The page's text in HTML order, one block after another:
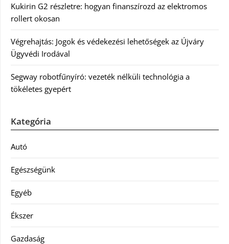
Kukirin G2 részletre: hogyan finanszírozd az elektromos
rollert okosan
Végrehajtás: Jogok és védekezési lehetőségek az Újváry
Ügyvédi Irodával
Segway robotfűnyíró: vezeték nélküli technológia a
tökéletes gyepért
Kategória
Autó
Egészségünk
Egyéb
Ékszer
Gazdaság